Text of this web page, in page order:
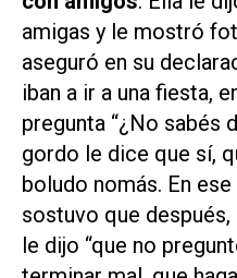
amigas y le mostró
aseguró en su
iban a ir a una fiesta,
pregunta “¿No sabés
gordo le dice que sí,
boludo nomás. En
sostuvo que
le dijo “que no